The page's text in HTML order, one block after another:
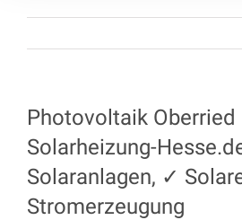
Photovoltaik Oberried
Solarheizung-
Solaranlagen, ✓
Stromerzeugung